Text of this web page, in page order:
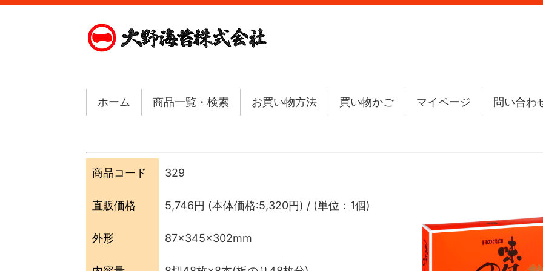
ホーム 商品一覧・検索 お買い物方法 買い物かご マイページ 問い合わ
商品コード 329
直販価格 5,746円 (本体価格:5,320円) / (単位：1個)
外形 87×345×302mm